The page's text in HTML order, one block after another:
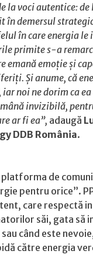
la voci autentice:
în demersul
în care energia
primite s-a
emană emoție și
Și anume, că
noi ne dorim ca ea
invizibilă,
ar fi ea”, adaugă
DDB România.
de
pentru orice”.
care respectă
săi, gata să
când este
către energia